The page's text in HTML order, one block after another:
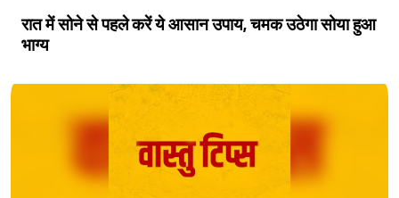
रात में सोने से पहले करें ये आसान उपाय, चमक उठेगा सोया हुआ
भाग्य